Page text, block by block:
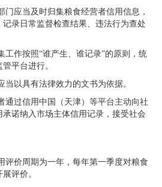
应当及时归集粮食经营者信用信息，
录日常监督检查结果、违法行为查处
作按照“谁产生、谁记录”的原则，统
平台进行。
以具有法律效力的文书为依据。
过信用中国（天津）等平台主动向社
诺纳入市场主体信用记录，接受社会
价周期为一年，每年第一季度对粮食
评价。